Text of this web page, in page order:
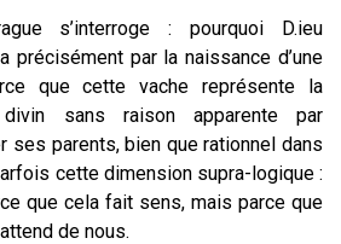
s’interroge : pourquoi D.ieu
précisément par la naissance d’une
que cette vache représente la
sans raison apparente par
ses parents, bien que rationnel dans
cette dimension supra-logique :
que cela fait sens, mais parce que
de nous.